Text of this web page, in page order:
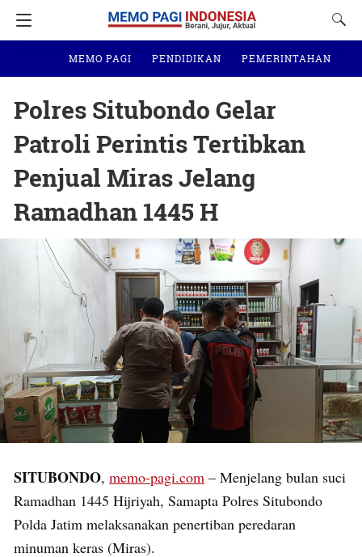
MEMO PAGI PENDIDIKAN PEMERINTAHAN
Polres Situbondo Gelar
Patroli Perintis Tertibkan
Penjual Miras Jelang
Ramadhan 1445 H
SITUBONDO, memo-pagi.com – Menjelang bulan suci
Ramadhan 1445 Hijriyah, Samapta Polres Situbondo
Polda Jatim melaksanakan penertiban peredaran
minuman keras (Miras).